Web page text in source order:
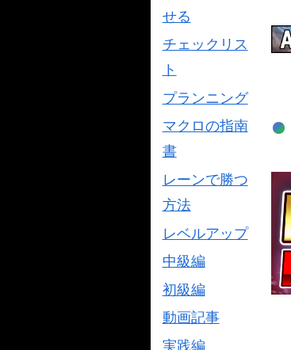
せる
チェックリス
ト
プランニング
マクロの指南
書
レーンで勝つ
方法
レベルアップ
中級編
初級編
動画記事
実践編